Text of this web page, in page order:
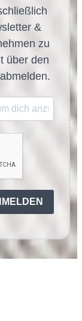
&
zu
über den